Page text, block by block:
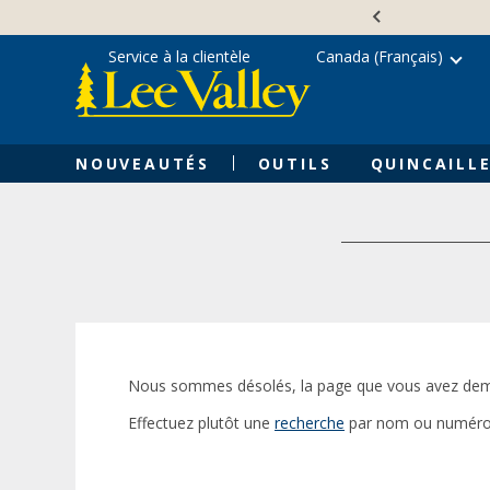
content
NOUVEAUTÉS OUTILS
Service à la clientèle Canada (Français)
Nous sommes désolés, la page que vous avez
Effectuez plutôt une recherche par nom ou